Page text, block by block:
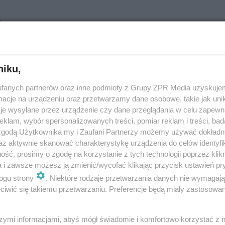
do siebie PO PORODZIE? Dzień
partnerów oraz inne podmioty z Grupy ZPR Media
na urządzeniu oraz przetwarzamy dane osobowe, takie jak
wysyłane przez urządzenie czy dane przeglądania w celu
wybór spersonalizowanych treści, pomiar reklam i treści,
Użytkownika my i Zaufani Partnerzy możemy używać
aktywnie skanować charakterystykę urządzenia do celów
prosimy o zgodę na korzystanie z tych technologii poprzez
i zawsze możesz ją zmienić/wycofać klikając przycisk ustawień
strony
. Niektóre rodzaje przetwarzania danych nie
się takiemu przetwarzaniu. Preferencje będą miały
informacjami, abyś mógł świadomie i komfortowo korzystać z